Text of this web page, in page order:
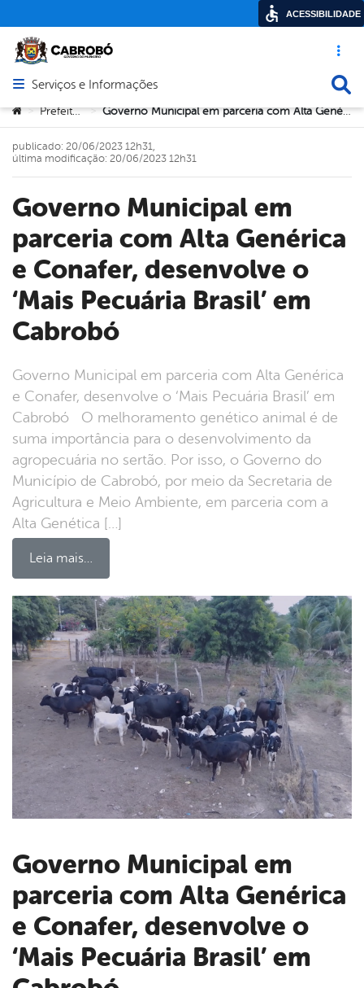
Acesso
Abrir menu principal de navegação
Serviços e Informações
Você está aqui:
> Prefeitura > Governo Municipal em parceria com Alta Genérica e Conafer, desenvolve o ‘Mais Pecuária Brasil’ em Cabrobó
Governo Municipal em
parceria com Alta Genérica
e Conafer, desenvolve o
‘Mais Pecuária Brasil’ em
Cabrobó
Governo Municipal em parceria com Alta Genérica
e Conafer, desenvolve o ‘Mais Pecuária Brasil’ em
Cabrobó O melhoramento genético animal é de
suma importância para o desenvolvimento da
agropecuária no sertão. Por isso, o Governo do
Município de Cabrobó, por meio da Secretaria de
Agricultura e Meio Ambiente, em parceria com a
Alta Genética […]
Leia mais…
publicado: 20/06/2023 12h31,
última modificação: 20/06/2023 12h31
Governo Municipal em
parceria com Alta Genérica
e Conafer, desenvolve o
‘Mais Pecuária Brasil’ em
ACESSIBILIDADE